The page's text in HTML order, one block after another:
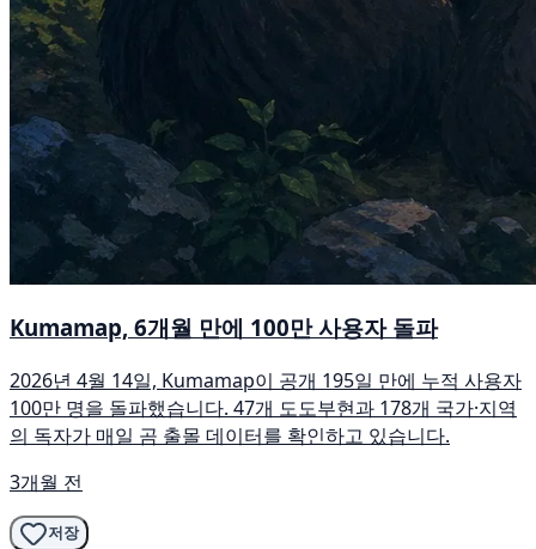
Kumamap, 6개월 만에 100만 사용자 돌파
2026년 4월 14일, Kumamap이 공개 195일 만에 누적 사용자
100만 명을 돌파했습니다. 47개 도도부현과 178개 국가·지역
의 독자가 매일 곰 출몰 데이터를 확인하고 있습니다.
3개월 전
저장